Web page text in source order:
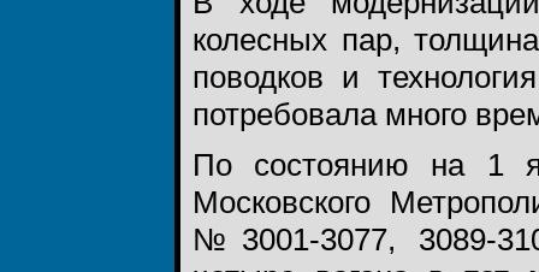
колесных пар,
поводков и
потребовала много
По состоянию на 1
Московского
№3001-3077, 3089-